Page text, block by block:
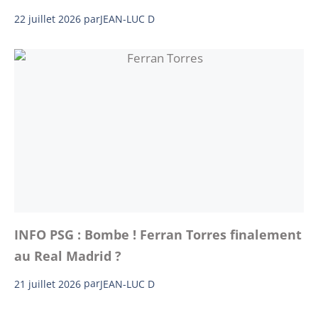
22 juillet 2026 parJEAN-LUC D
INFO PSG : Bombe ! Ferran Torres finalement
au Real Madrid ?
21 juillet 2026 parJEAN-LUC D